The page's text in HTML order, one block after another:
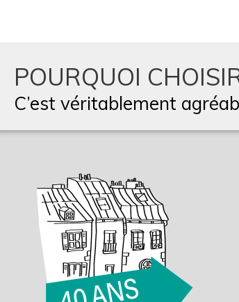
POURQUOI
C’est véritablement